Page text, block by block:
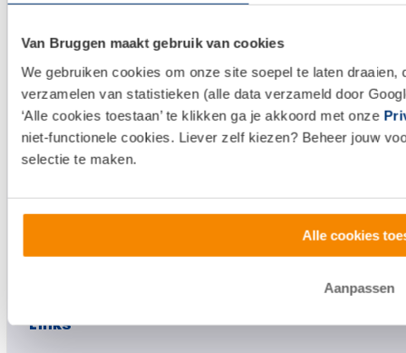
Van Bruggen maakt gebruik van cookies
We gebruiken cookies om onze site soepel te laten
verzamelen van statistieken (alle data verzameld door
‘Alle cookies toestaan’ te klikken ga je akkoord met onze
niet-functionele cookies. Liever zelf kiezen? Beheer jouw
selectie te maken.
Alle cookies
Aanpassen
Links